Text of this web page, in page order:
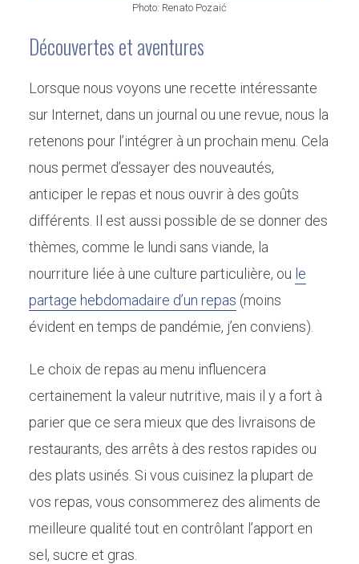
Photo: Renato Pozaić
Découvertes et aventures
Lorsque nous voyons une recette intéressante
sur Internet, dans un journal ou une revue, nous la
retenons pour l’intégrer à un prochain menu. Cela
nous permet d’essayer des nouveautés,
anticiper le repas et nous ouvrir à des goûts
différents. Il est aussi possible de se donner des
thèmes, comme le lundi sans viande, la
nourriture liée à une culture particulière, ou le
partage hebdomadaire d’un repas (moins
évident en temps de pandémie, j’en conviens).
Le choix de repas au menu influencera
certainement la valeur nutritive, mais il y a fort à
parier que ce sera mieux que des livraisons de
restaurants, des arrêts à des restos rapides ou
des plats usinés. Si vous cuisinez la plupart de
vos repas, vous consommerez des aliments de
meilleure qualité tout en contrôlant l’apport en
sel, sucre et gras.